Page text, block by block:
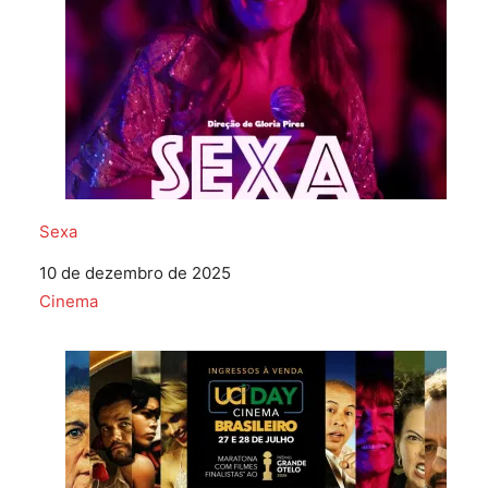
Sexa
Data
10 de dezembro de 2025
Em relação a
Cinema